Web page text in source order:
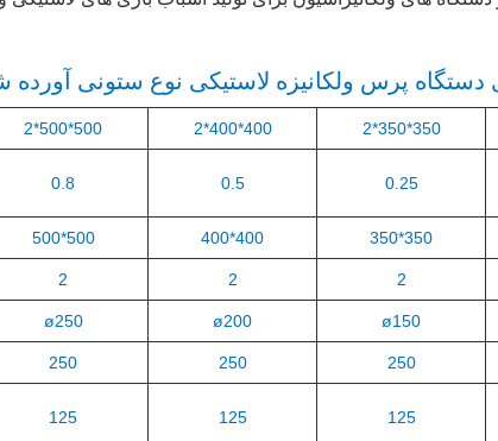
دستگاه پرس ولکانیزه لاستیکی نوع ستونی
350*350*2
400*400*2
500*500*2
0.25
0.5
0.8
350*350
400*400
500*500
2
2
2
ø150
ø200
ø250
250
250
250
125
125
125